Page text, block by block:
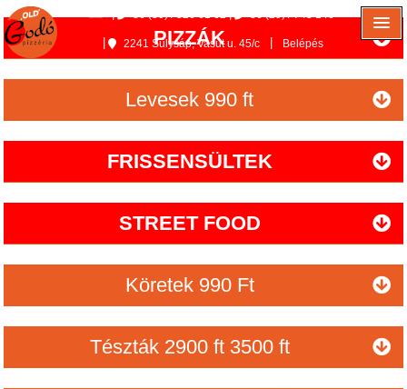
36 (30) / 526 61 62 36 (29) / 745 146
2241 Sülysáp, Vasút u. 45/c Belépés
PIZZÁK
Levesek 990 ft
FRISSENSÜLTEK
STREET FOOD
Köretek 990 Ft
Tészták 2900 ft 3500 ft